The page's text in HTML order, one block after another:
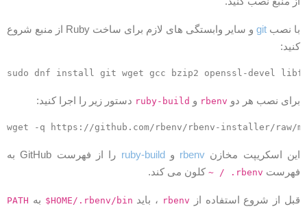
نصبgit
و سایر وابستگی های لازم برای ساخت Ruby از منبع شروع
نصب هر دوrbenvو ruby-buildدستور زیر را اجرا کنید:
اسکریپت مخازنrbenv وruby-build
را از فهرست GitHub به
~ / .rbenv کلون می کند.
از شروع استفاده ازrbenv، باید$HOME/.rbenv/binبهPATH